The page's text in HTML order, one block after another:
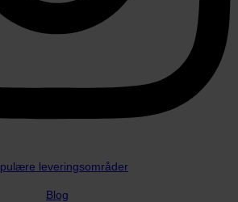
leveringsområder
Blog